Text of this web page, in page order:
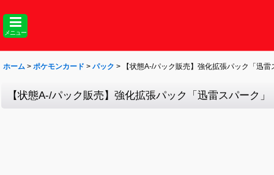
メニュー
ホーム > ポケモンカード > パック > 【状態A-/パック販売】強化拡張パック「迅雷
【状態A-/パック販売】強化拡張パック「迅雷スパーク」